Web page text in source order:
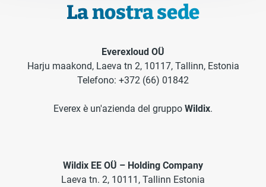
La nostra sede
Everexloud OÜ
Harju maakond, Laeva tn 2, 10117, Tallinn, Estonia
Telefono: +372 (66) 01842
Everex è un'azienda del gruppo Wildix.
Wildix EE OÜ – Holding Company
Laeva tn. 2, 10111, Tallinn Estonia